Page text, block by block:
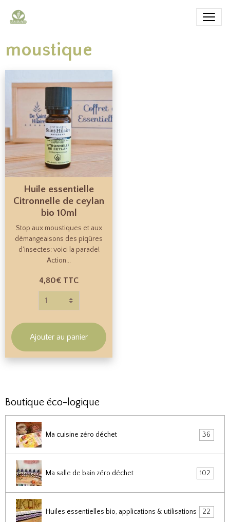
moustique
Huile essentielle
Citronnelle de ceylan
bio 10ml
Stop aux moustiques et aux
démangeaisons des piqûres
d'insectes: voici la parade!
Action...
4,80€ TTC
Ajouter au panier
Boutique éco-logique
Ma cuisine zéro déchet 36
Ma salle de bain zéro déchet 102
Huiles essentielles bio, applications & utilisations 22